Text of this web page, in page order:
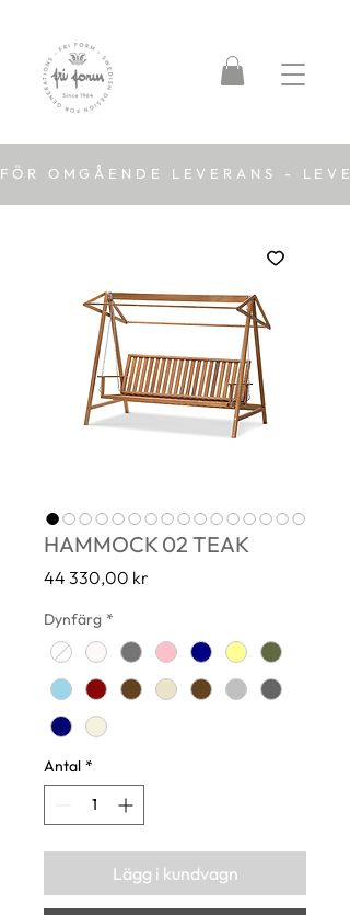
FÖR OMGÅENDE LEVERANS -
HAMMOCK 02 TEAK
44 330,00 kr
Dynfärg *
Antal *
Lägg i kundvagn